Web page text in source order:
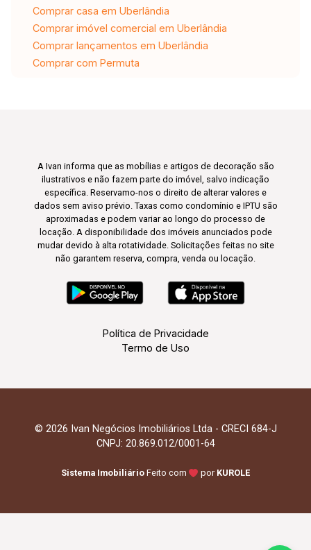
Comprar casa em Uberlândia
Comprar imóvel comercial em Uberlândia
Comprar lançamentos em Uberlândia
Comprar com Permuta
A Ivan informa que as mobílias e artigos de decoração são
ilustrativos e não fazem parte do imóvel, salvo indicação
específica. Reservamo-nos o direito de alterar valores e
dados sem aviso prévio. Taxas como condomínio e IPTU são
aproximadas e podem variar ao longo do processo de
locação. A disponibilidade dos imóveis anunciados pode
mudar devido à alta rotatividade. Solicitações feitas no site
não garantem reserva, compra, venda ou locação.
Política de Privacidade
Termo de Uso
© 2026 Ivan Negócios Imobiliários Ltda - CRECI 684-J
CNPJ: 20.869.012/0001-64
Sistema Imobiliário Feito com por KUROLE